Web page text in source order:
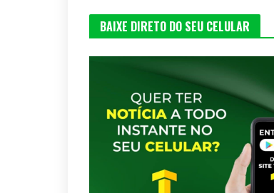
BAIXE DIRETO DO SEU CELULAR